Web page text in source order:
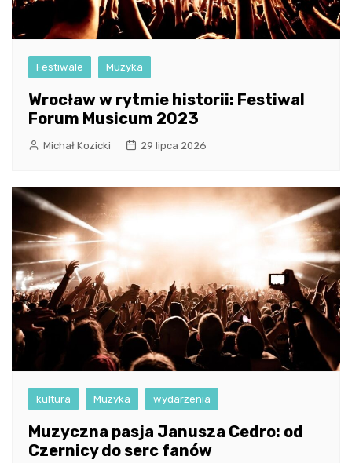
Festiwale Muzyka
Wrocław w rytmie historii: Festiwal
Forum Musicum 2023
Michał Kozicki 29 lipca 2026
kultura Muzyka wydarzenia
Muzyczna pasja Janusza Cedro: od
Czernicy do serc fanów